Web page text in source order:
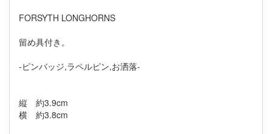
FORSYTH LONGHORNS
留め具付き。
-ピンバッジ,ラペルピン,お洒落-
縦 約3.9cm
横 約3.8cm